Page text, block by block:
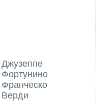
Джузеппе
Фортунино
Франческо
Верди